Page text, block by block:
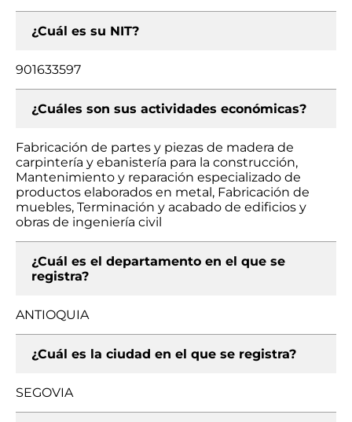
¿Cuál es su NIT?
901633597
¿Cuáles son sus actividades económicas?
Fabricación de partes y piezas de madera de
carpintería y ebanistería para la construcción,
Mantenimiento y reparación especializado de
productos elaborados en metal, Fabricación de
muebles, Terminación y acabado de edificios y
obras de ingeniería civil
¿Cuál es el departamento en el que se
registra?
ANTIOQUIA
¿Cuál es la ciudad en el que se registra?
SEGOVIA